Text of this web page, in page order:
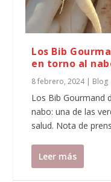
Los Bib
en torno al
8 febrero, 2024| Blog
Los Bib Gourmand
nabo: una de las
salud. Nota de
Leer más